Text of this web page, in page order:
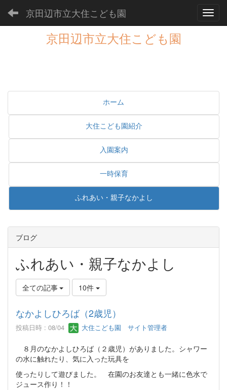
京田辺市立大住こども園
京田辺市立大住こども園
ホーム
大住こども園紹介
入園案内
一時保育
ふれあい・親子なかよし
ブログ
ふれあい・親子なかよし
全ての記事 10件
なかよしひろば（2歳児）
投稿日時 : 08/04 大住こども園 サイト管理者
８月のなかよしひろば（２歳児）がありました。シャワー
の水に触れたり、気に入った玩具を
使ったりして遊びました。 在園のお友達とも一緒に色水で
ジュース作り！！